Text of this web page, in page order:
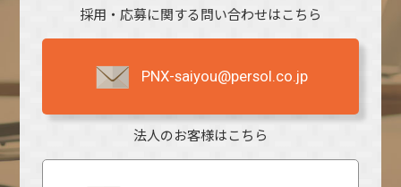
採用・応募に関する問い合わせはこちら
PNX-saiyou@persol.co.jp
法人のお客様はこちら